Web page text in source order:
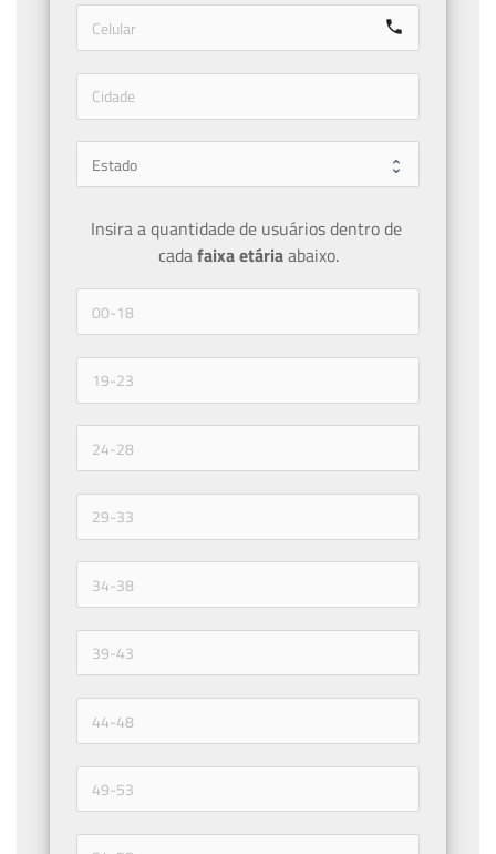
call
Insira a quantidade de usuários dentro de
cada faixa etária abaixo.